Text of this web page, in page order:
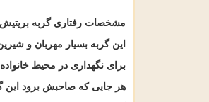
مشخصات رفتاری گربه بریتیش
این گربه بسیار مهربان و
برای نگهداری در محیط
هر جایی که صاحبش برود این